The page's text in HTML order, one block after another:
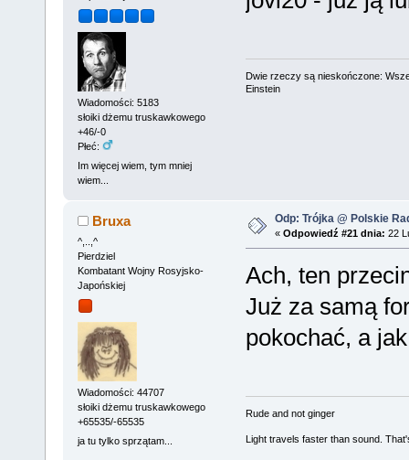
Wiadomości: 5183
słoiki dżemu truskawkowego
+46/-0
Płeć:
Im więcej wiem, tym mniej
wiem...
Dwie rzeczy są nieskończone:
Einstein
Bruxa
^,..,^
Pierdziel
Kombatant Wojny Rosyjsko-
Japońskiej
Wiadomości: 44707
słoiki dżemu truskawkowego
+65535/-65535
ja tu tylko sprzątam...
Odp: Trójka @ Polskie
« Odpowiedź #21 dnia: 22
Ach, ten
Już za samą
pokochać, a
Rude and not ginger
Light travels faster than sound.